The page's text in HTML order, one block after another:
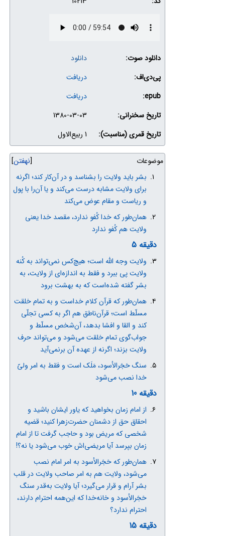
دانلود صوت:
دانلود
پی‌دی‌اف:
دریافت
epub:
دریافت
تاریخ سخنرانی:
1380-03-03
تاریخ قمری (مناسبت):
1 ربیع‌الاول
نهفتن
موضوعات
بشر باید ولایت را بشناسد و در آن‌کار کند؛ اگرنه
برای ولایت مشابه درست می‌کند و یا آن‌را با پول
و ریاست و مقام عوض می‌کند
همان‌طور که خدا کُفو ندارد، مقصد خدا یعنی
ولایت هم کُفو ندارد
دقیقه 5
ولایت وجه الله است؛ هیچ‌کس نمی‌تواند به کُنه
ولایت پی‌ ببرد و فقط به اندازه‌ای از ولایت، به
بشر گفته شده‌است که به بهشت برود
همان‌طور که قرآن کلام خداست و به تمام خلقت
مسلّط است؛ قرآن‌ناطق هم اگر به کسی تجلّی
کند و القا و افشا بدهد، آن‌شخص مسلّط و
جواب‌گوی تمام خلقت می‌شود و می‌تواند حرف
ولایت بزند؛ اگرنه از عهده آن برنمی‌آید
سنگ حَجَرالأسود، مَلَک است و فقط به امر ولیّ
خدا نصب می‌شود
دقیقه 10
از امام‌ زمان بخواهید که یاور ایشان باشید و
احقاق حق از دشمنان حضرت‌زهرا کنید؛ قضیه
شخصی که مریض بود و حاجب گرفت تا از امام‌
زمان بپرسد آیا مریضی‌اش خوب می‌شود یا نه؟!
همان‌طور که حَجَرالأسود به امر امام نصب
می‌شود، ولایت هم به امر صاحب ولایت در قلب
بشر آرام و قرار می‌گیرد؛ آیا ولایت به‌قدر سنگ
حَجَرالأسود و خانه‌خدا که این‌همه احترام دارند،
احترام ندارد؟
دقیقه 15